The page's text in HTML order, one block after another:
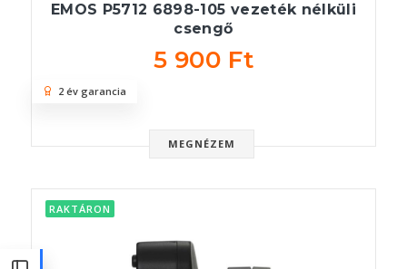
EMOS P5712 6898-105 vezeték nélküli
csengő
5 900 Ft
MEGNÉZEM
2 év garancia
RAKTÁRON